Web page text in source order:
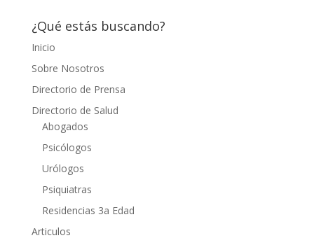
¿Qué estás buscando?
Inicio
Sobre Nosotros
Directorio de Prensa
Directorio de Salud
Abogados
Psicólogos
Urólogos
Psiquiatras
Residencias 3a Edad
Articulos